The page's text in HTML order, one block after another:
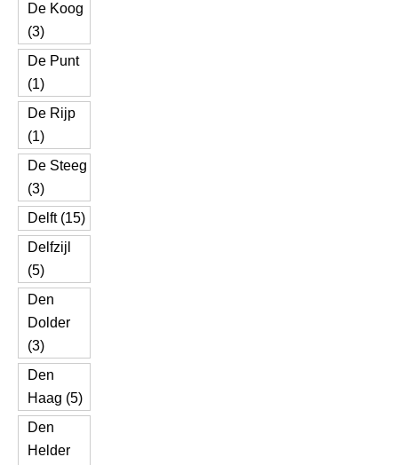
De Koog
(3)
De Punt
(1)
De Rijp
(1)
De Steeg
(3)
Delft (15)
Delfzijl
(5)
Den
Dolder
(3)
Den
Haag (5)
Den
Helder